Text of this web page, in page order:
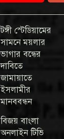
টঙ্গী স্টেডিয়ামের
সামনে ময়লার
ভাগার বন্ধের
দাবিতে
জামায়াতে
ইসলামীর
মানববন্ধন
বিজয় বাংলা
অনলাইন টিভি